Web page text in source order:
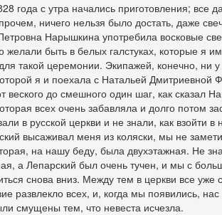
года с утра начались приготовления; все
ничего нельзя было достать, даже
Нарышкина употребила восковые
желали быть в белых галстуках, которые я
такой церемонии. Экипажей, конечно, ни
я и поехала с Натальей Дмитриевной
веского до смешного один шаг, как сказал
всех очень забавляла и долго потом
в русской церкви и не знали, как взойти
высаживал меня из коляски, мы не
на нашу беду, была двухэтажная. Не
а Лепарский был очень тучен, и мы с
снова вниз. Между тем в церкви все
развлекло всех, и, когда мы появились,
смущены тем, что невеста исчезла.